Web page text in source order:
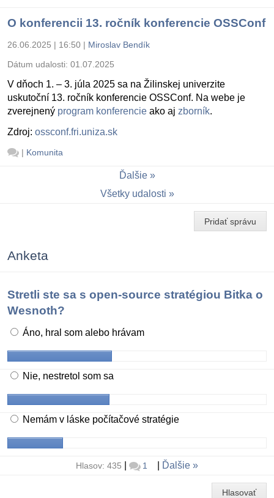
O konferencii 13. ročník konferencie OSSConf
26.06.2025 | 16:50 | Miroslav Bendík
Dátum udalosti: 01.07.2025
V dňoch 1. – 3. júla 2025 sa na Žilinskej univerzite
uskutoční 13. ročník konferencie OSSConf. Na webe je
zverejnený program konferencie ako aj zborník.
Zdroj: ossconf.fri.uniza.sk
| Komunita
Ďalšie
Všetky udalosti
Pridať správu
Anketa
Stretli ste sa s open-source stratégiou Bitka o
Wesnoth?
Áno, hral som alebo hrávam
Nie, nestretol som sa
Nemám v láske počítačové stratégie
Hlasov: 435 1 Ďalšie
Hlasovať